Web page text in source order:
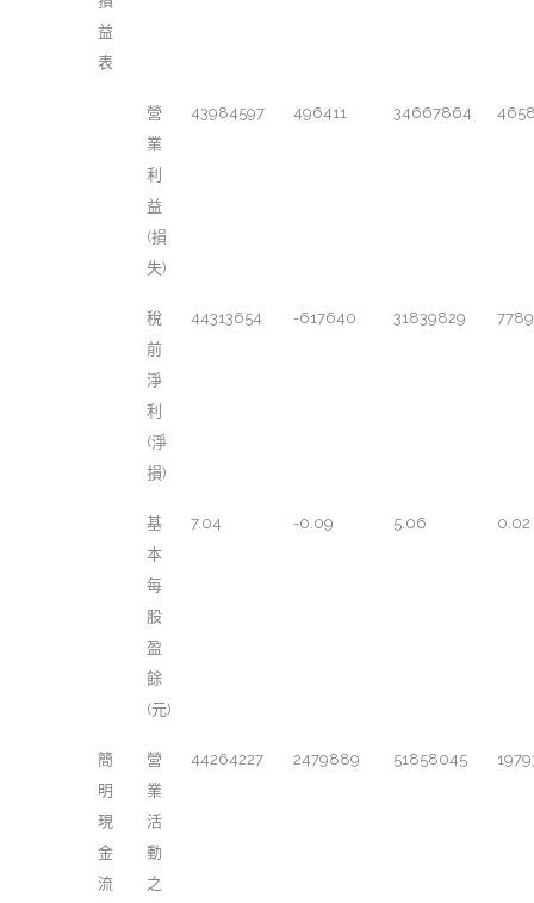
益
表
營
業
利
益
(損
失)
43984597 496411 34667864
稅
前
淨
利
(淨
損)
44313654 -617640 31839829
基
本
每
股
盈
餘
(元)
7.04 -0.09 5.06 0.02
簡
明
現
金
流
營
業
活
動
之
44264227 2479889 51858045